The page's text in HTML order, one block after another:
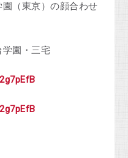
（東京）の顔合わせ
学園・三宅